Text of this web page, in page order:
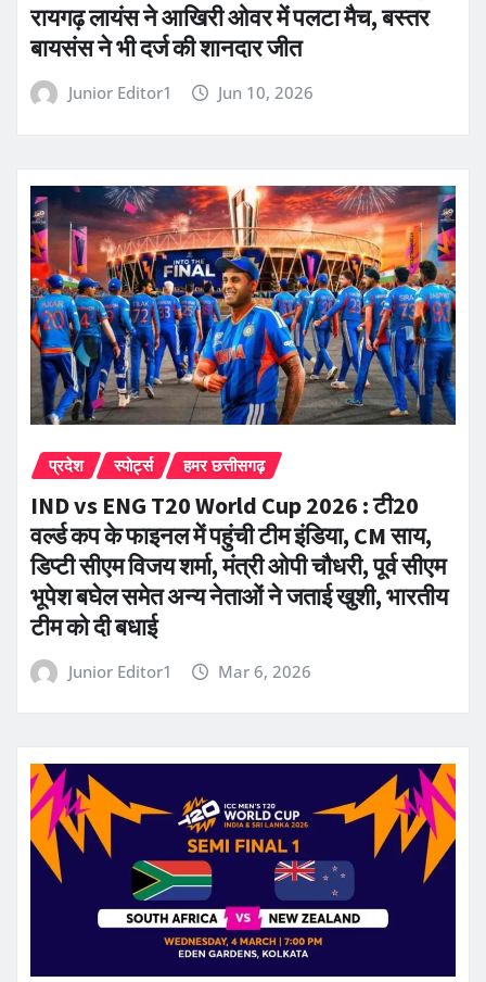
रायगढ़ लायंस ने आखिरी ओवर में पलटा मैच, बस्तर
बायसंस ने भी दर्ज की शानदार जीत
Junior Editor1 Jun 10, 2026
प्रदेश स्पोर्ट्स हमर छत्तीसगढ़
IND vs ENG T20 World Cup 2026 : टी20
वर्ल्ड कप के फाइनल में पहुंची टीम इंडिया, CM साय,
डिप्टी सीएम विजय शर्मा, मंत्री ओपी चौधरी, पूर्व सीएम
भूपेश बघेल समेत अन्य नेताओं ने जताई खुशी, भारतीय
टीम को दी बधाई
Junior Editor1 Mar 6, 2026